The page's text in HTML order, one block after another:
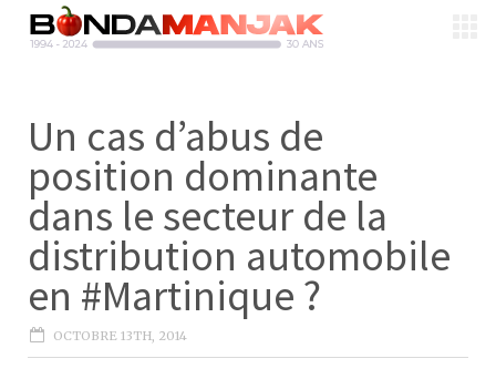
Un cas d’abus de
position dominante
dans le secteur de la
distribution automobile
en #Martinique ?
OCTOBRE 13TH, 2014